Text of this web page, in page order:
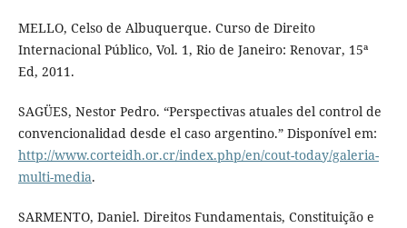
MELLO, Celso de Albuquerque. Curso de Direito
Internacional Público, Vol. 1, Rio de Janeiro: Renovar, 15ª
Ed, 2011.
SAGÜES, Nestor Pedro. “Perspectivas atuales del control de
convencionalidad desde el caso argentino.” Disponível em:
http://www.corteidh.or.cr/index.php/en/cout-today/galeria-
multi-media.
SARMENTO, Daniel. Direitos Fundamentais, Constituição e